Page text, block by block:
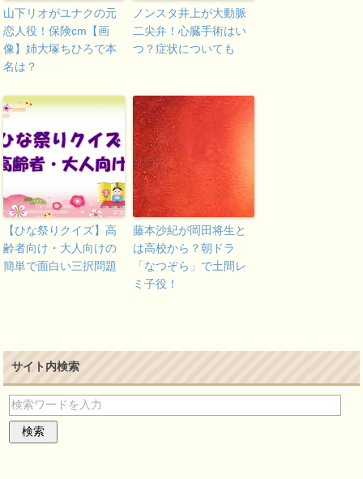
山下リオがユナクの元
恋人役！保険cm【画
像】姉大塚ちひろで本
名は？
ノンスタ井上が大動脈
二尖弁！心臓手術はい
つ？症状についても
【ひな祭りクイズ】高
齢者向け・大人向けの
簡単で面白い三択問題
藤本沙紀が岡田将生と
は高校から？朝ドラ
「なつぞら」で土間レ
ミ子役！
サイト内検索